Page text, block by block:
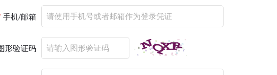
手机/邮箱
形验证码